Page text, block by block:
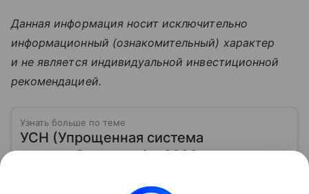
Данная информация носит исключительно
информационный (ознакомительный) характер
и не является индивидуальной инвестиционной
рекомендацией.
Узнать больше по теме
УСН (Упрощенная система
налогообложения) в 2026 году: